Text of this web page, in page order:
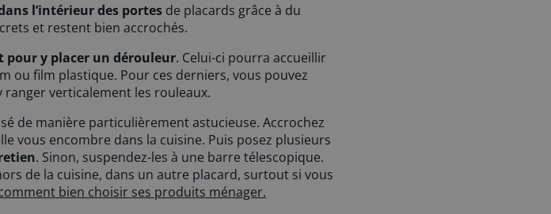
l’intérieur des portes de placards grâce à du
et restent bien accrochés.
y placer un dérouleur. Celui-ci pourra accueillir
ou film plastique. Pour ces derniers, vous pouvez
verticalement les rouleaux.
de manière particulièrement astucieuse. Accrochez
vous encombre dans la cuisine. Puis posez plusieurs
. Sinon, suspendez-les à une barre télescopique.
de la cuisine, dans un autre placard, surtout si vous
bien choisir ses produits ménager.